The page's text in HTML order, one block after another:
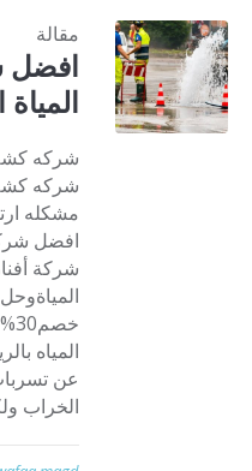
مقالة
افضل
شركه
شركه
افضل
شركة
المياه
عن
الخراب